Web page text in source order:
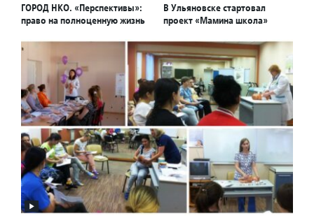
ГОРОД НКО. «Перспективы»:
право на полноценную жизнь
В Ульяновске стартовал
проект «Мамина школа»